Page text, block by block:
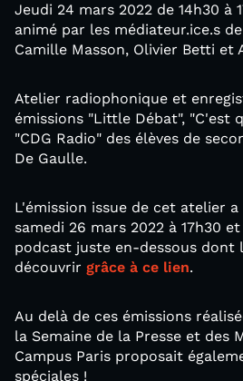
Jeudi 24 mars 2022 de 14h30 à
animé par les médiateur.ice.s
Camille Masson, Olivier Betti et
Atelier radiophonique et
émissions "Little Débat", "C'est
"CDG Radio" des élèves de
De Gaulle.
L'émission issue de cet atelier
samedi 26 mars 2022 à 17h30
podcast juste en-dessous dont
découvrir grâce à ce lien.
Au delà de ces émissions
la Semaine de la Presse et des
Campus Paris proposait
spéciales !